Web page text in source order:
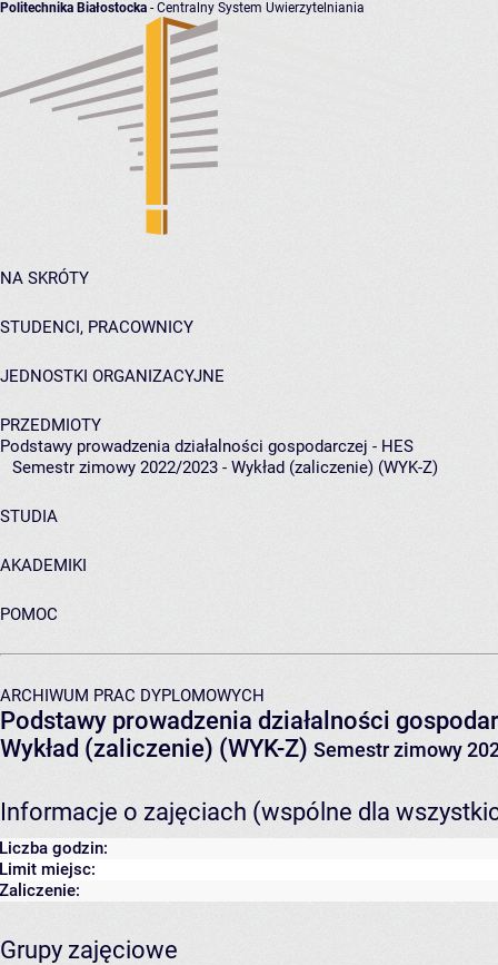
Politechnika Białostocka - Centralny System Uwierzytelniania
NA SKRÓTY
STUDENCI, PRACOWNICY
JEDNOSTKI ORGANIZACYJNE
PRZEDMIOTY
Podstawy prowadzenia działalności gospodarczej - HES
Semestr zimowy 2022/2023 - Wykład (zaliczenie) (WYK-Z)
STUDIA
AKADEMIKI
POMOC
ARCHIWUM PRAC DYPLOMOWYCH
Podstawy prowadzenia działalności
Wykład (zaliczenie) (WYK-Z) Semestr zimowy
Informacje o zajęciach (wspólne dla
Liczba godzin:
Limit miejsc:
Zaliczenie:
Grupy zajęciowe